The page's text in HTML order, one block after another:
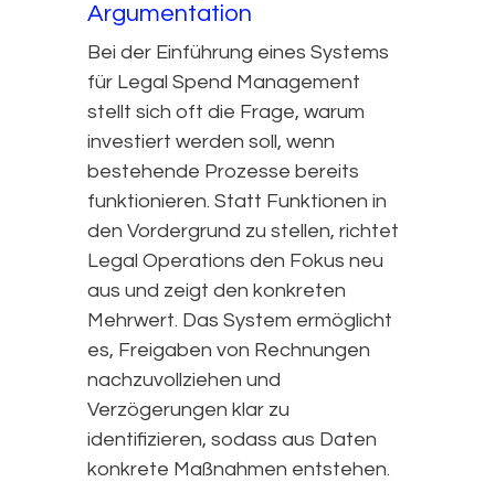
Argumentation
Bei der Einführung eines Systems
für Legal Spend Management
stellt sich oft die Frage, warum
investiert werden soll, wenn
bestehende Prozesse bereits
funktionieren. Statt Funktionen in
den Vordergrund zu stellen, richtet
Legal Operations den Fokus neu
aus und zeigt den konkreten
Mehrwert. Das System ermöglicht
es, Freigaben von Rechnungen
nachzuvollziehen und
Verzögerungen klar zu
identifizieren, sodass aus Daten
konkrete Maßnahmen entstehen.